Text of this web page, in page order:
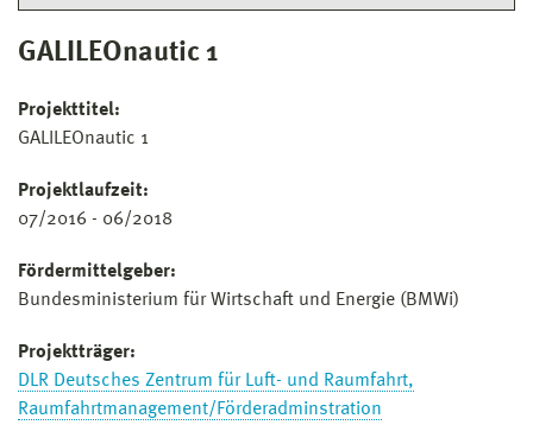
GALILEOnautic 1
Projekttitel:
GALILEOnautic 1
Projektlaufzeit:
07/2016 - 06/2018
Fördermittelgeber:
Bundesministerium für Wirtschaft und Energie (BMWi)
Projektträger:
DLR Deutsches Zentrum für Luft- und Raumfahrt,
Raumfahrtmanagement/Förderadminstration